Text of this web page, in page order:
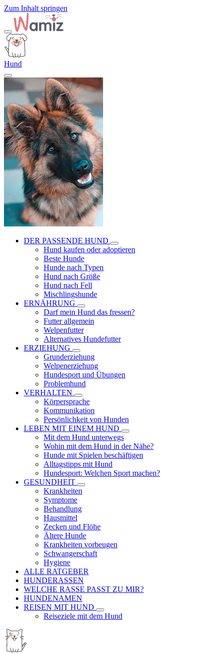
Zum Inhalt springen
Hund
DER PASSENDE HUND
Hund kaufen oder adoptieren
Beste Hunde
Hunde nach Typen
Hund nach Größe
Hund nach Fell
Mischlingshunde
ERNÄHRUNG
Darf mein Hund das fressen?
Futter allgemein
Welpenfutter
Alternatives Hundefutter
ERZIEHUNG
Grunderziehung
Welpenerziehung
Hundesport und Übungen
Problemhund
VERHALTEN
Körpersprache
Kommunikation
Persönlichkeit von Hunden
LEBEN MIT EINEM HUND
Mit dem Hund unterwegs
Wohin mit dem Hund in der Nähe?
Hunde mit Spielen beschäftigen
Alltagstipps mit Hund
Hundesport: Welchen Sport machen?
GESUNDHEIT
Krankheiten
Symptome
Behandlung
Hausmittel
Zecken und Flöhe
Ältere Hunde
Krankheiten vorbeugen
Schwangerschaft
Hygiene
ALLE RATGEBER
HUNDERASSEN
WELCHE RASSE PASST ZU MIR?
HUNDENAMEN
REISEN MIT HUND
Reiseziele mit dem Hund